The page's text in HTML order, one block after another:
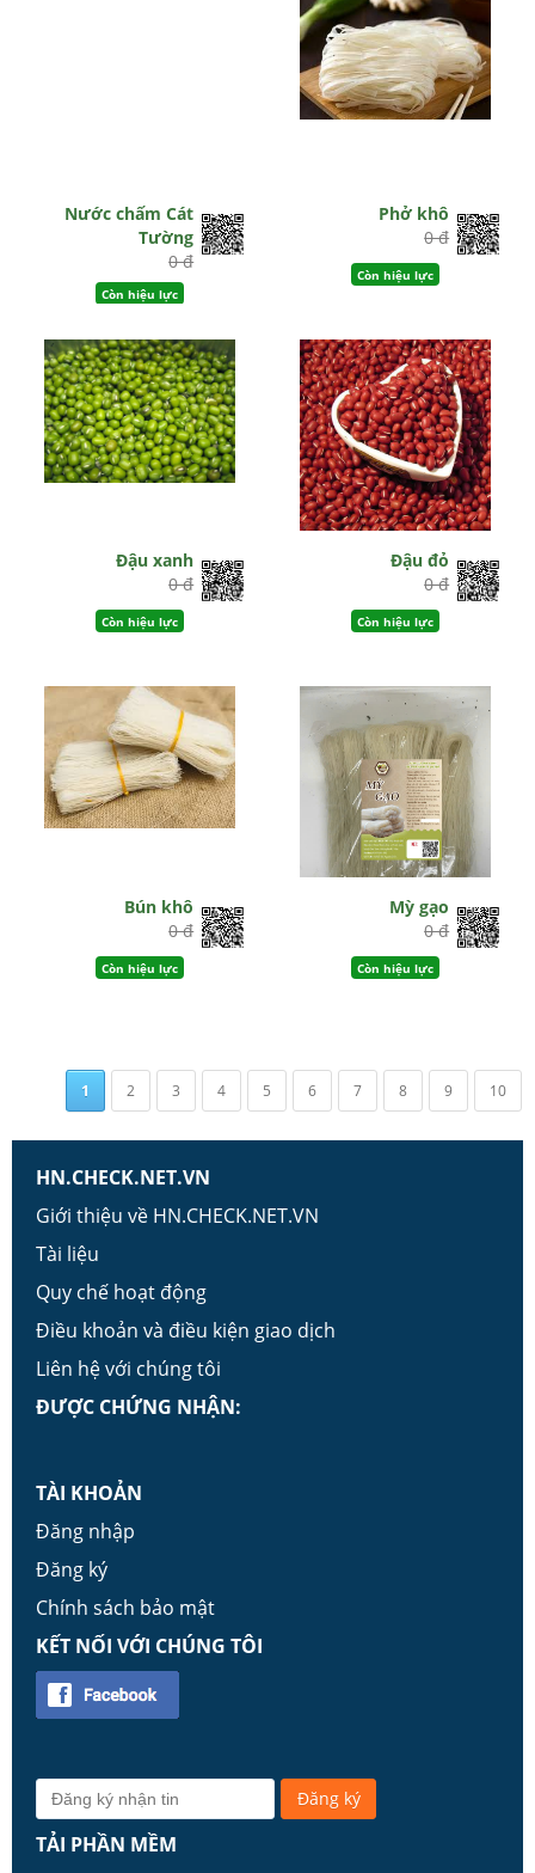
Nước chấm Cát
Tường
0 đ
Còn hiệu lực
Phở khô
0 đ
Còn hiệu lực
Đậu xanh
0 đ
Còn hiệu lực
Đậu đỏ
0 đ
Còn hiệu lực
Bún khô
0 đ
Còn hiệu lực
Mỳ gạo
0 đ
Còn hiệu lực
1 2 3 4 5 6 7 8 9 10
HN.CHECK.NET.VN
Giới thiệu về HN.CHECK.NET.VN
Tài liệu
Quy chế hoạt động
Điều khoản và điều kiện giao dịch
Liên hệ với chúng tôi
ĐƯỢC CHỨNG NHẬN:
TÀI KHOẢN
Đăng nhập
Đăng ký
Chính sách bảo mật
KẾT NỐI VỚI CHÚNG TÔI
TẢI PHẦN MỀM